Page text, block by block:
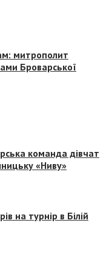
митрополит
Броварської
команда дівчат
«Ниву»
на турнір в Білій